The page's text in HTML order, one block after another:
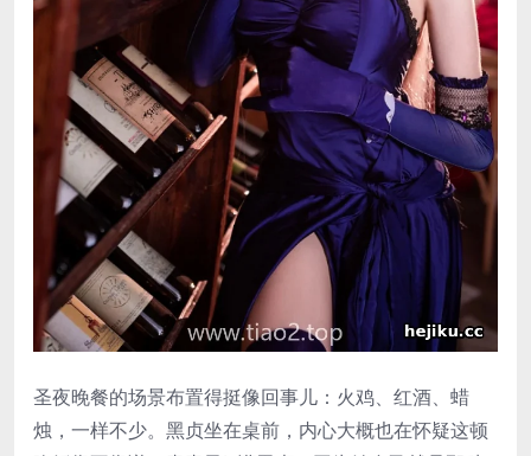
圣夜晚餐的场景布置得挺像回事儿：火鸡、红酒、蜡
烛，一样不少。黑贞坐在桌前，内心大概也在怀疑这顿